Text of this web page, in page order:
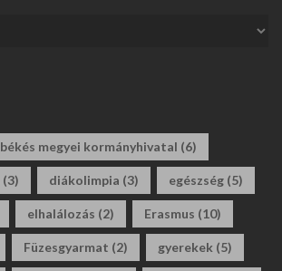
békés megyei kormányhivatal (6)
(3) diákolimpia (3) egészség (5)
elhalálozás (2) Erasmus (10)
Füzesgyarmat (2) gyerekek (5)